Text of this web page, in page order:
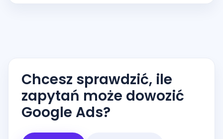
Chcesz sprawdzić, ile
zapytań może dowozić
Google Ads?